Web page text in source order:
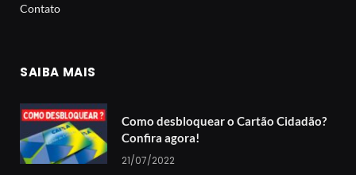
Contato
SAIBA MAIS
Como desbloquear o Cartão Cidadão?
Confira agora!
21/07/2022